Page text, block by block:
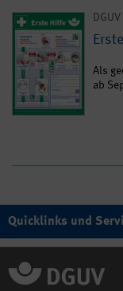
Als
ab
Quicklinks und